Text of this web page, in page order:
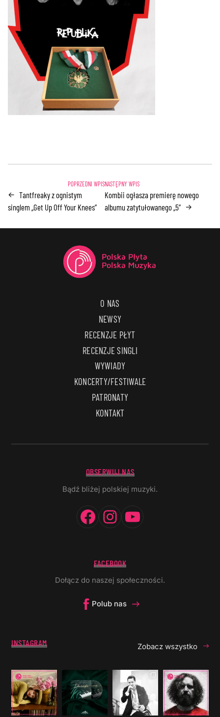
← Tantfreaky z ognistym
singlem „Get Up Off Your Knees”
Kombii ogłasza premierę nowego
albumu zatytułowanego „5” →
O NAS
NEWSY
RECENZJE PŁYT
RECENZJE SINGLI
WYWIADY
KONCERTY/FESTIWALE
PATRONATY
KONTAKT
OBSERWUJ NAS
Bądź bliżej polskiej muzyki.
Facebook
Instagram
FACEBOOK
Dołącz do naszej społeczności.
Polub nas
INSTAGRAM Zobacz wszystko